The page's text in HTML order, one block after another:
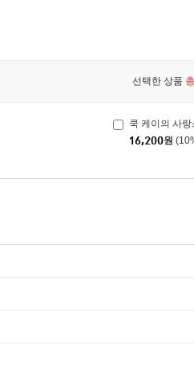
선택한 상품 총
쿡 케이의 사
16,200원